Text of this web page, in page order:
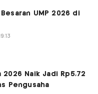
UMP 2026 di
2026 Naik Jadi Rp5,72
Pengusaha